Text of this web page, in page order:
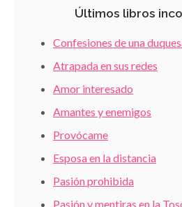
Últimos libros
Confesiones de una
Atrapada en sus redes
Amor interesado
Amantes y enemigos
Provócame
Esposa en la distancia
Pasión prohibida
Pasión y mentiras en la